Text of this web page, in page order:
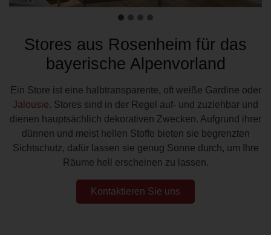
Stores aus Rosenheim für das
bayerische Alpenvorland
Ein Store ist eine halbtransparente, oft weiße Gardine oder
Jalousie. Stores sind in der Regel auf- und zuziehbar und
dienen hauptsächlich dekorativen Zwecken. Aufgrund ihrer
dünnen und meist hellen Stoffe bieten sie begrenzten
Sichtschutz, dafür lassen sie genug Sonne durch, um Ihre
Räume hell erscheinen zu lassen.
Kontaktieren Sie uns